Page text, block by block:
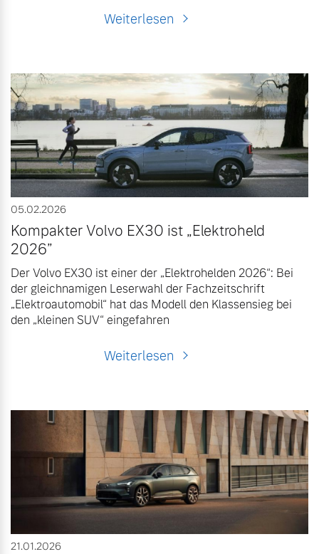
Weiterlesen
05.02.2026
Kompakter Volvo EX30 ist „Elektroheld
2026”
Der Volvo EX30 ist einer der „Elektrohelden 2026“: Bei
der gleichnamigen Leserwahl der Fachzeitschrift
„Elektroautomobil“ hat das Modell den Klassensieg bei
den „kleinen SUV“ eingefahren
Weiterlesen
21.01.2026